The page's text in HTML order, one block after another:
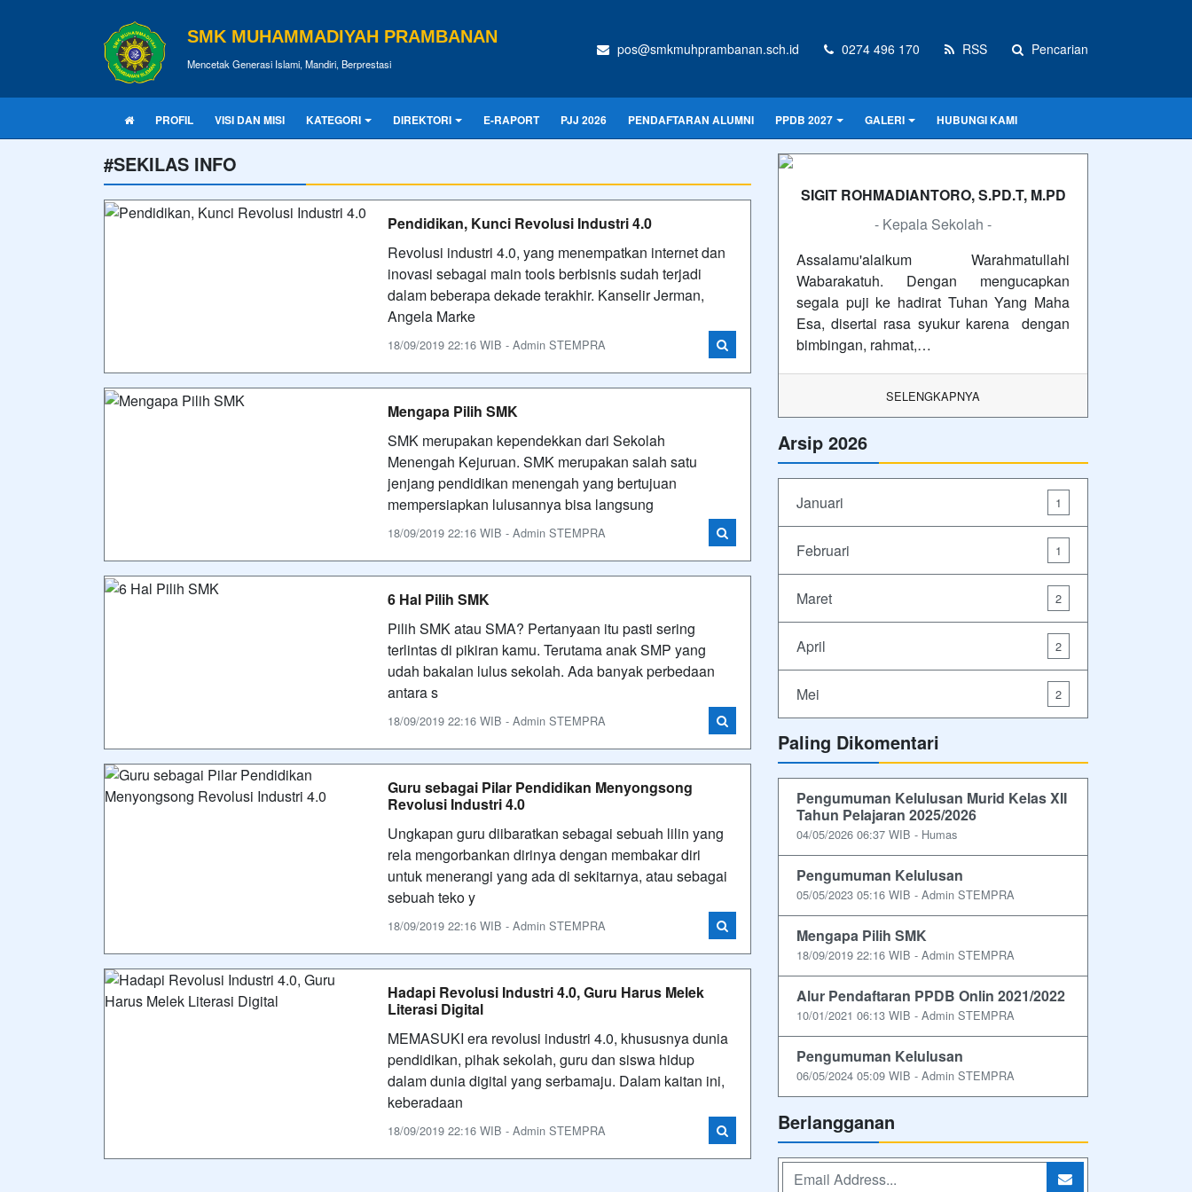
SMK MUHAMMADIYAH PRAMBANAN
Mencetak Generasi Islami, Mandiri, Berprestasi
pos@smkmuhprambanan.sch.id 0274 496 170 RSS Pencarian
PROFIL VISI DAN MISI KATEGORI DIREKTORI E-RAPORT PJJ 2026 PENDAFTARAN ALUMNI PPDB 2027 GALERI HUBUNGI KAMI
#SEKILAS INFO
Pendidikan, Kunci Revolusi Industri 4.0
Revolusi industri 4.0, yang menempatkan internet dan
inovasi sebagai main tools berbisnis sudah terjadi
dalam beberapa dekade terakhir. Kanselir Jerman,
Angela Marke
18/09/2019 22:16 WIB - Admin STEMPRA
Mengapa Pilih SMK
SMK merupakan kependekkan dari Sekolah
Menengah Kejuruan. SMK merupakan salah satu
jenjang pendidikan menengah yang bertujuan
mempersiapkan lulusannya bisa langsung
18/09/2019 22:16 WIB - Admin STEMPRA
6 Hal Pilih SMK
Pilih SMK atau SMA? Pertanyaan itu pasti sering
terlintas di pikiran kamu. Terutama anak SMP yang
udah bakalan lulus sekolah. Ada banyak perbedaan
antara s
18/09/2019 22:16 WIB - Admin STEMPRA
Guru sebagai Pilar Pendidikan Menyongsong
Revolusi Industri 4.0
Ungkapan guru diibaratkan sebagai sebuah lilin yang
rela mengorbankan dirinya dengan membakar diri
untuk menerangi yang ada di sekitarnya, atau sebagai
sebuah teko y
18/09/2019 22:16 WIB - Admin STEMPRA
Hadapi Revolusi Industri 4.0, Guru Harus Melek
Literasi Digital
MEMASUKI era revolusi industri 4.0, khususnya dunia
pendidikan, pihak sekolah, guru dan siswa hidup
dalam dunia digital yang serbamaju. Dalam kaitan ini,
keberadaan
18/09/2019 22:16 WIB - Admin STEMPRA
SIGIT ROHMADIANTORO, S.PD.T, M.PD
- Kepala Sekolah -
Assalamu'alaikum Warahmatullahi
Wabarakatuh. Dengan mengucapkan
segala puji ke hadirat Tuhan Yang Maha
Esa, disertai rasa syukur karena dengan
bimbingan, rahmat,…
SELENGKAPNYA
Arsip 2026
Januari 1
Februari 1
Maret 2
April 2
Mei 2
Paling Dikomentari
Pengumuman Kelulusan Murid Kelas XII
Tahun Pelajaran 2025/2026
04/05/2026 06:37 WIB - Humas
Pengumuman Kelulusan
05/05/2023 05:16 WIB - Admin STEMPRA
Mengapa Pilih SMK
18/09/2019 22:16 WIB - Admin STEMPRA
Alur Pendaftaran PPDB Onlin 2021/2022
10/01/2021 06:13 WIB - Admin STEMPRA
Pengumuman Kelulusan
06/05/2024 05:09 WIB - Admin STEMPRA
Berlangganan